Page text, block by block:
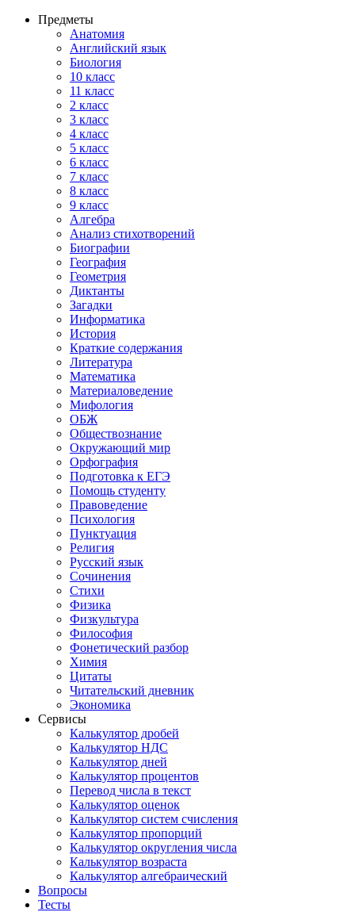
Предметы
Анатомия
Английский язык
Биология
10 класс
11 класс
2 класс
3 класс
4 класс
5 класс
6 класс
7 класс
8 класс
9 класс
Алгебра
Анализ стихотворений
Биографии
География
Геометрия
Диктанты
Загадки
Информатика
История
Краткие содержания
Литература
Математика
Материаловедение
Мифология
ОБЖ
Обществознание
Окружающий мир
Орфография
Подготовка к ЕГЭ
Помощь студенту
Правоведение
Психология
Пунктуация
Религия
Русский язык
Сочинения
Стихи
Физика
Физкультура
Философия
Фонетический разбор
Химия
Цитаты
Читательский дневник
Экономика
Сервисы
Калькулятор дробей
Калькулятор НДС
Калькулятор дней
Калькулятор процентов
Перевод числа в текст
Калькулятор оценок
Калькулятор систем счисления
Калькулятор пропорций
Калькулятор округления числа
Калькулятор возраста
Калькулятор алгебраический
Вопросы
Тесты